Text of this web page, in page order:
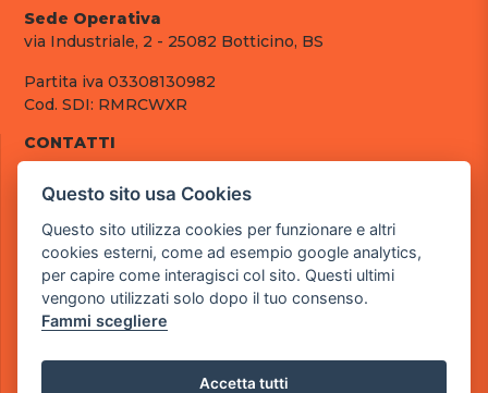
Sede Operativa
via Industriale, 2 - 25082 Botticino, BS
Partita iva 03308130982
Cod. SDI: RMRCWXR
CONTATTI
tel.: +39 030 376 2377
pec: powergamesrl@legalmail.it
LINK UTILI
Chi siamo
Informazioni generali
Questo sito usa Cookies
Questo sito utilizza cookies per funzionare e altri
cookies esterni, come ad esempio google analytics,
per capire come interagisci col sito. Questi ultimi
vengono utilizzati solo dopo il tuo consenso.
Fammi scegliere
Accetta tutti